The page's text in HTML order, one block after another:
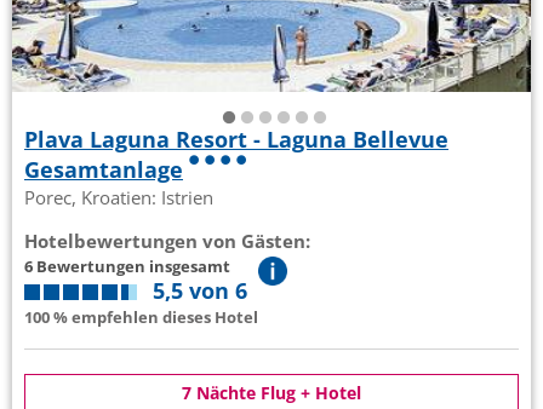
Plava Laguna Resort - Laguna Bellevue
Gesamtanlage
Porec, Kroatien: Istrien
Hotelbewertungen von Gästen:
6 Bewertungen insgesamt
5,5 von 6
100 % empfehlen dieses Hotel
7 Nächte Flug + Hotel